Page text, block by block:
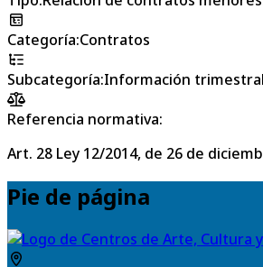
Categoría:Contratos
Subcategoría:Información
Referencia normativa:
Art. 28 Ley 12/2014, de 26 de
Pie de página